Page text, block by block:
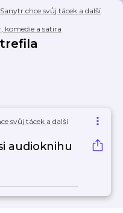
chce svůj tácek a další
komedie a satira
svůj tácek a další
audioknihu